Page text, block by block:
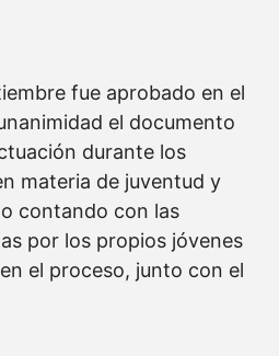
fue aprobado en el
el documento
durante los
materia de juventud y
contando con las
por los propios jóvenes
el proceso, junto con el